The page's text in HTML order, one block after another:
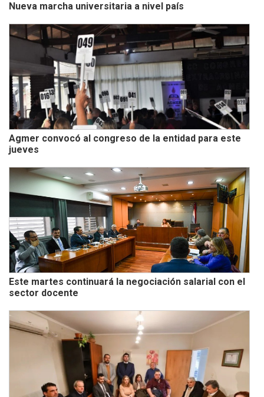
Nueva marcha universitaria a nivel país
Agmer convocó al congreso de la entidad para este
jueves
Este martes continuará la negociación salarial con el
sector docente